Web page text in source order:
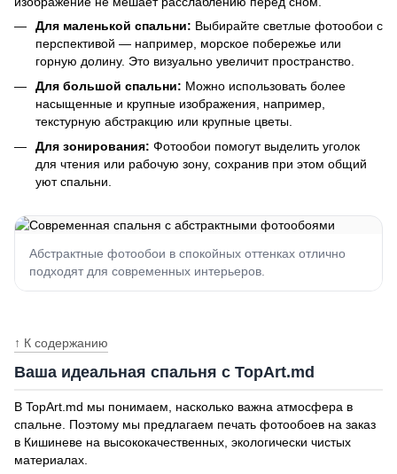
Для маленькой спальни: Выбирайте светлые фотообои с
перспективой — например, морское побережье или
горную долину. Это визуально увеличит пространство.
Для большой спальни: Можно использовать более
насыщенные и крупные изображения, например,
текстурную абстракцию или крупные цветы.
Для зонирования: Фотообои помогут выделить уголок
для чтения или рабочую зону, сохранив при этом общий
уют спальни.
Абстрактные фотообои в спокойных оттенках отлично
подходят для современных интерьеров.
↑ К содержанию
Ваша идеальная спальня с TopArt.md
В TopArt.md мы понимаем, насколько важна атмосфера в
спальне. Поэтому мы предлагаем печать фотообоев на заказ
в Кишиневе на высококачественных, экологически чистых
материалах.